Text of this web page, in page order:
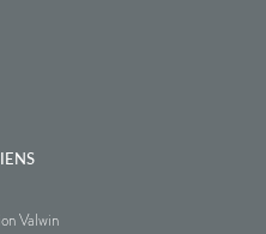
Valwin